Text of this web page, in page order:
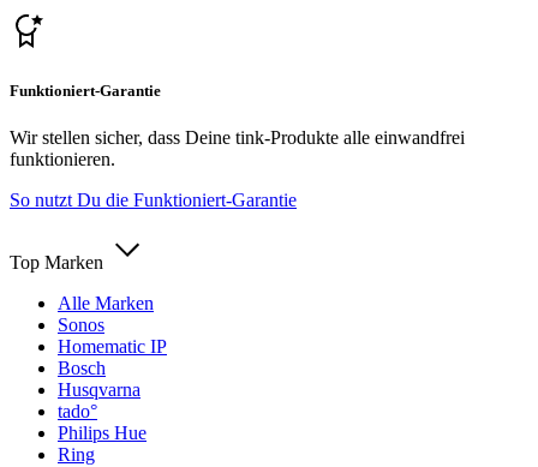
Funktioniert-Garantie
Wir stellen sicher, dass Deine tink-Produkte alle einwandfrei
funktionieren.
So nutzt Du die Funktioniert-Garantie
Top Marken
Alle Marken
Sonos
Homematic IP
Bosch
Husqvarna
tado°
Philips Hue
Ring